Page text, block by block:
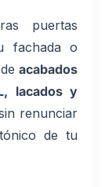
puertas
fachada o
acabados
lacados y
renunciar
de tu